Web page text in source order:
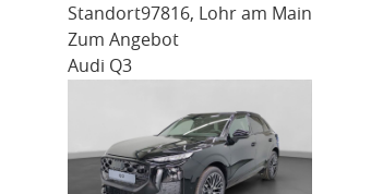
Standort97816, Lohr am Main
Zum Angebot
Audi Q3